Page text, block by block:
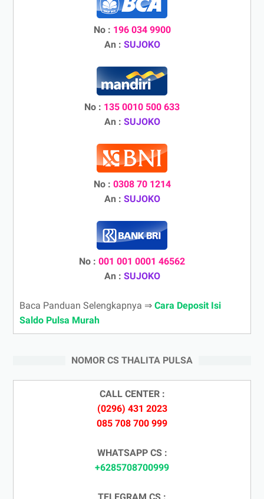
No : 196 034 9900
An : SUJOKO
No : 135 0010 500 633
An : SUJOKO
No : 0308 70 1214
An : SUJOKO
No : 001 001 0001 46562
An : SUJOKO
Baca Panduan Selengkapnya ⇒ Cara Deposit Isi
Saldo Pulsa Murah
NOMOR CS THALITA PULSA
CALL CENTER :
(0296) 431 2023
085 708 700 999
WHATSAPP CS :
+6285708700999